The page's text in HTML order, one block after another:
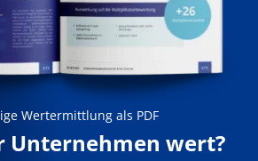
Wertermittlung als PDF
Unternehmen wert?